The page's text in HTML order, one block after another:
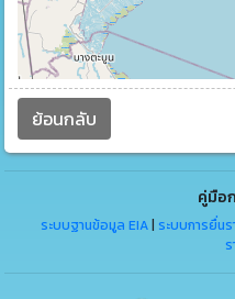
ย้อนกลับ
คู่มือ
ระบบฐานข้อมูล EIA| ระบบการยื่น